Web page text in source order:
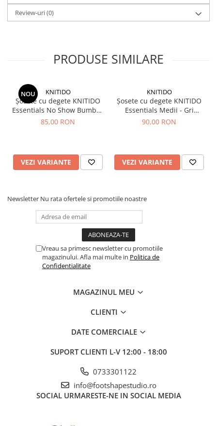
Review-uri(0)
PRODUSE SIMILARE
NOU KNITIDO
Șosete cu degete KNITIDO
Essentials No Show Bumbac
- Alb
85,00 RON
VEZI VARIANTE
KNITIDO
Șosete cu degete KNITIDO
Essentials Medii - Gri
deschis
90,00 RON
VEZI VARIANTE
Newsletter Nu rata ofertele si promotiile noastre
Vreau sa primesc newsletter cu promotiile
magazinului. Afla mai multe in Politica de
Confidentialitate
MAGAZINUL MEU
CLIENTI
DATE COMERCIALE
SUPORT CLIENTI L-V 12:00 - 18:00
0733301122
info@footshapestudio.ro
SOCIAL URMARESTE-NE IN SOCIAL MEDIA